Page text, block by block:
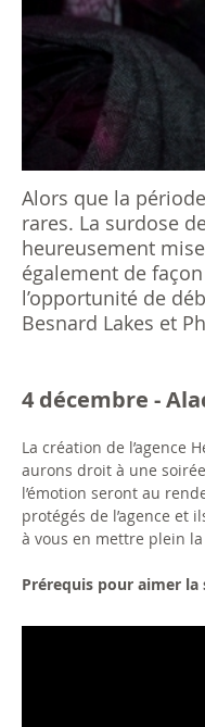
e
c
i
Alors que la
rares. La surdose
heureusement
également de
l’opportunité de
Besnard Lakes et
4 décembre -
La création de l’agence
aurons droit à une
l’émotion seront au
protégés de l’agence et
à vous en mettre plein
Prérequis pour aimer la